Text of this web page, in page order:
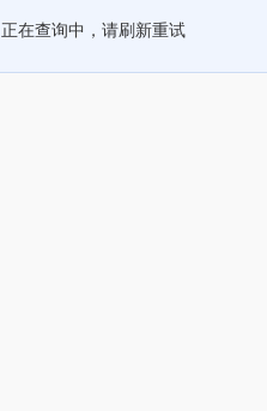
正在查询中，请刷新重试